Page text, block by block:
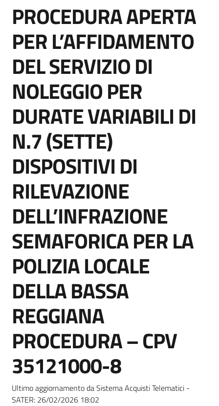
di
acquisto
Supporto
Piattaforme
telematiche
English
site
Seguici
su
Salta al contenuto
PROCEDURA APERTA
PER L’AFFIDAMENTO
DEL SERVIZIO DI
NOLEGGIO PER
DURATE VARIABILI DI
N.7 (SETTE)
DISPOSITIVI DI
RILEVAZIONE
DELL’INFRAZIONE
SEMAFORICA PER LA
POLIZIA LOCALE
DELLA BASSA
REGGIANA
PROCEDURA – CPV
35121000-8
Ultimo aggiornamento da Sistema Acquisti Telematici -
SATER: 26/02/2026 18:02